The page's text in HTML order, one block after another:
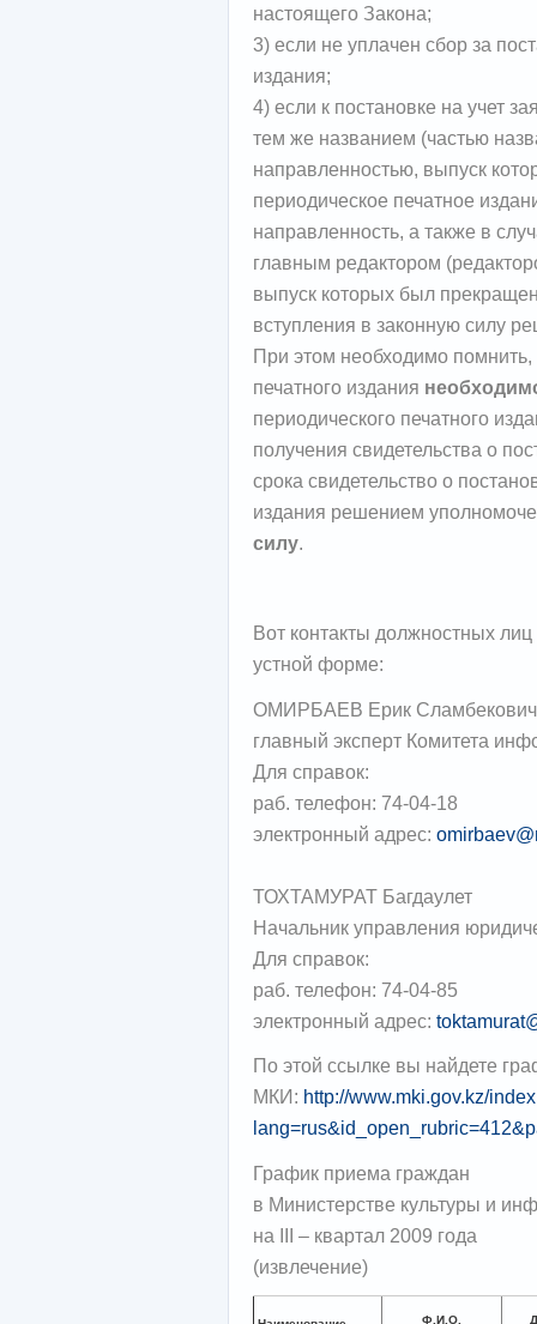
настоящего Закона;
3) если не уплачен сбор за
издания;
4) если к постановке на учет
тем же названием (частью
направленностью, выпуск
периодическое печатное
направленность, а также в
главным редактором
выпуск которых был
вступления в законную силу
При этом необходимо помнить,
печатного издания
периодического печатного
получения свидетельства о
срока свидетельство о
издания решением
силу.
Вот контакты должностных
устной форме:
ОМИРБАЕВ Ерик Сламбекович
главный эксперт Комитета
Для справок:
раб. телефон: 74-04-18
электронный адрес:
ТОХТАМУРАТ Багдаулет
Начальник управления
Для справок:
раб. телефон: 74-04-85
электронный адрес:
По этой ссылке вы найдете
МКИ: http://www.mki.gov.kz/
График приема граждан
в Министерстве культуры и
на III – квартал 2009 года
(извлечение)
Ф.И.О.